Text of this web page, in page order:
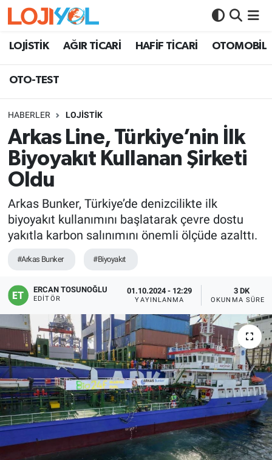
LOJİSTİK AĞIR TİCARİ HAFİF TİCARİ OTOMOBİL
OTO-TEST
HABERLER LOJİSTİK
Arkas Line, Türkiye’nin İlk
Biyoyakıt Kullanan Şirketi
Oldu
Arkas Bunker, Türkiye’de denizcilikte ilk
biyoyakıt kullanımını başlatarak çevre dostu
yakıtla karbon salınımını önemli ölçüde azalttı.
#Arkas Bunker #Biyoyakıt
ERCAN TOSUNOĞLU
EDITÖR
01.10.2024 - 12:29
YAYINLANMA
3 DK
OKUNMA SÜRESI
OTO-TEST